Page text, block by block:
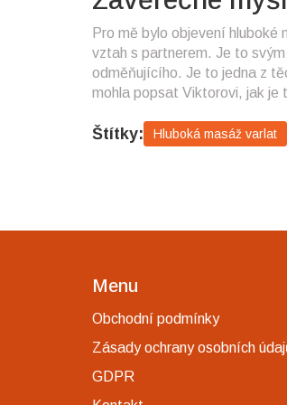
Pro mě bylo objevení
vztah s partnerem. Je to
odměňujícího. Je to jedna z
mohla popsat Viktorovi, jak je
Štítky: Hluboká masáž varlat
Menu
Obchodní podmínky
Zásady ochrany osobních
GDPR